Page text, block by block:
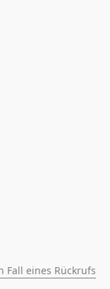
eines Rückrufs